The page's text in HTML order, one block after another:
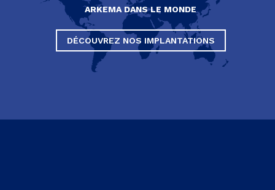
ARKEMA DANS LE MONDE
DÉCOUVREZ NOS IMPLANTATIONS